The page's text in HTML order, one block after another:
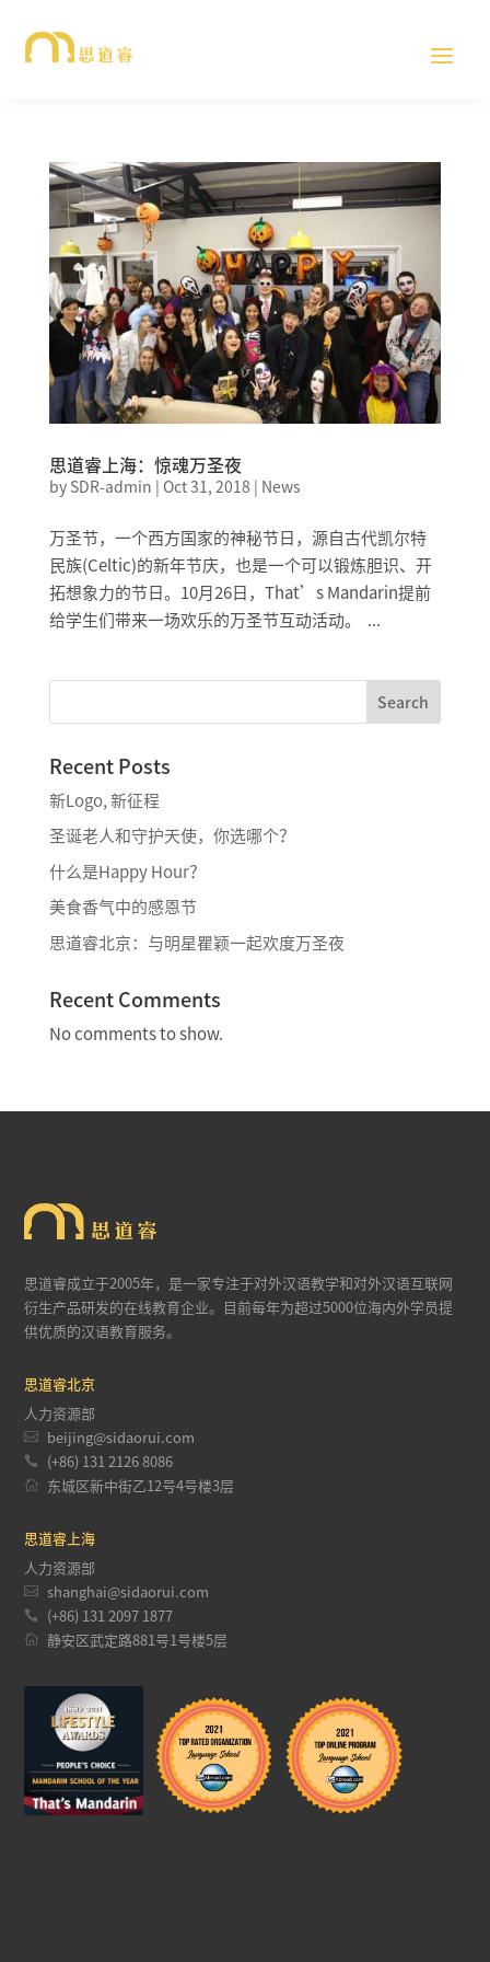
思道睿上海：惊魂万圣夜
by SDR-admin Oct 31, 2018 News
万圣节，一个西方国家的神秘节日，源自古代凯尔特
民族(Celtic)的新年节庆，也是一个可以锻炼胆识、开
拓想象力的节日。10月26日，That’s Mandarin提前
给学生们带来一场欢乐的万圣节互动活动。 ...
Search
Recent Posts
新Logo, 新征程
圣诞老人和守护天使，你选哪个？
什么是Happy Hour？
美食香气中的感恩节
思道睿北京：与明星瞿颖一起欢度万圣夜
Recent Comments
No comments to show.
思道睿成立于2005年，是一家专注于对外汉语教学和对外汉语互联网
衍生产品研发的在线教育企业。目前每年为超过5000位海内外学员提
供优质的汉语教育服务。
思道睿北京
人力资源部

beijing@sidaorui.com

(+86) 131 2126 8086

东城区新中街乙12号4号楼3层
思道睿上海
人力资源部

shanghai@sidaorui.com

(+86) 131 2097 1877

静安区武定路881号1号楼5层